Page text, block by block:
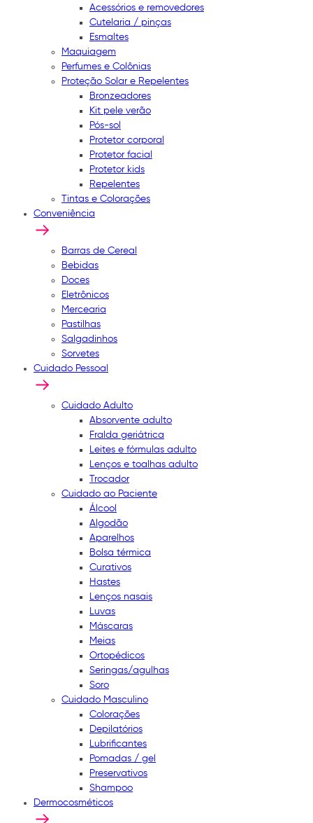
Acessórios e removedores
Cutelaria / pinças
Esmaltes
Maquiagem
Perfumes e Colônias
Proteção Solar e Repelentes
Bronzeadores
Kit pele verão
Pós-sol
Protetor corporal
Protetor facial
Protetor kids
Repelentes
Tintas e Colorações
Conveniência
Barras de Cereal
Bebidas
Doces
Eletrônicos
Mercearia
Pastilhas
Salgadinhos
Sorvetes
Cuidado Pessoal
Cuidado Adulto
Absorvente adulto
Fralda geriátrica
Leites e fórmulas adulto
Lenços e toalhas adulto
Trocador
Cuidado ao Paciente
Álcool
Algodão
Aparelhos
Bolsa térmica
Curativos
Hastes
Lenços nasais
Luvas
Máscaras
Meias
Ortopédicos
Seringas/agulhas
Soro
Cuidado Masculino
Colorações
Depilatórios
Lubrificantes
Pomadas / gel
Preservativos
Shampoo
Dermocosméticos